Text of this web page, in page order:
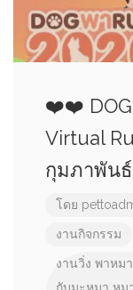
❤️❤️
Virtual
กุมภาพันธ์
โดย
งานกิจกรรม
งานวิ่ง พาหมา